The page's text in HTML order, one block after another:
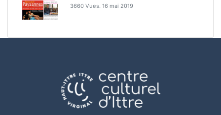
3660 Vues. 16 mai 2019